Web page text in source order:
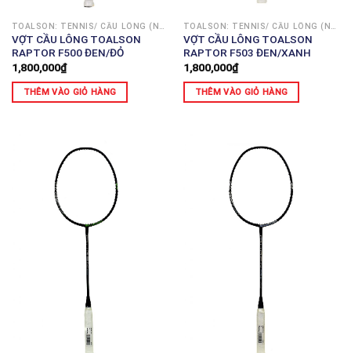
VỢT CẦU LÔNG TOALSON
RAPTOR F500 ĐEN/ĐỎ
1,800,000₫
THÊM VÀO GIỎ HÀNG
VỢT CẦU LÔNG TOALSON
RAPTOR F503 ĐEN/XANH
1,800,000₫
THÊM VÀO GIỎ HÀNG